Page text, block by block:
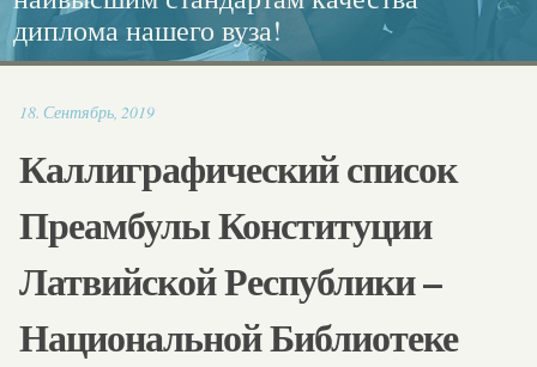
диплома нашего вуза!
каллиграфия.
Европейского диплома!
социальной работе
18. Сентябрь, 201916:32
Каллиграфический список
Преамбулы Конституции
Латвийской Республики –
Национальной Библиотеке